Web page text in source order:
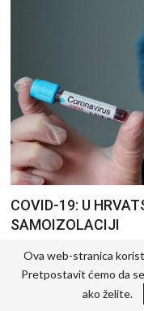
COVID-19: U
SAMOIZOLACIJI
osoba zaraženih
Ova web-stranica
Pretpostavit ćemo da
ako želite.